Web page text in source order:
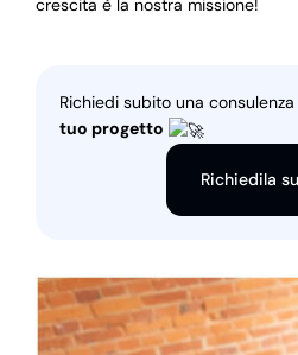
crescita è la nostra missione!
Richiedi subito una
tuo progetto
Richiedila